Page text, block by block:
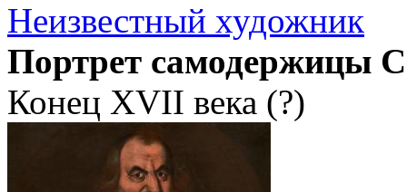
Неизвестный художник
Портрет самодержицы
Конец XVII века (?)